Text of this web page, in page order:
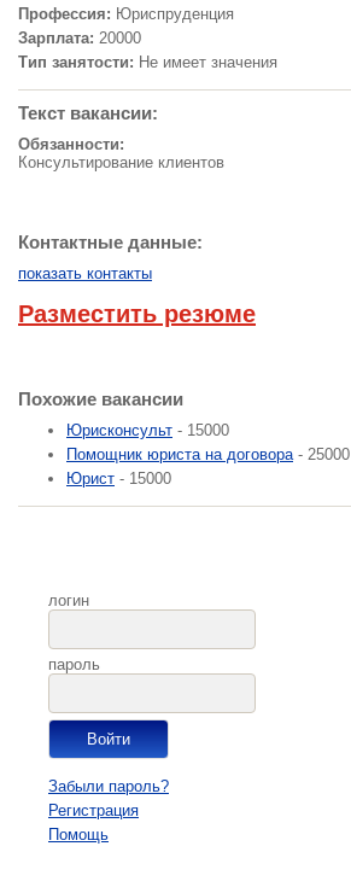
Профессия: Юриспруденция
Зарплата: 20000
Тип занятости: Не имеет значения
Текст вакансии:
Обязанности:
Консультирование клиентов
Контактные данные:
показать контакты
Разместить резюме
Похожие вакансии
Юрисконсульт - 15000
Помощник юриста на договора- 25000
Юрист - 15000
логин
пароль
Забыли пароль?
Регистрация
Помощь